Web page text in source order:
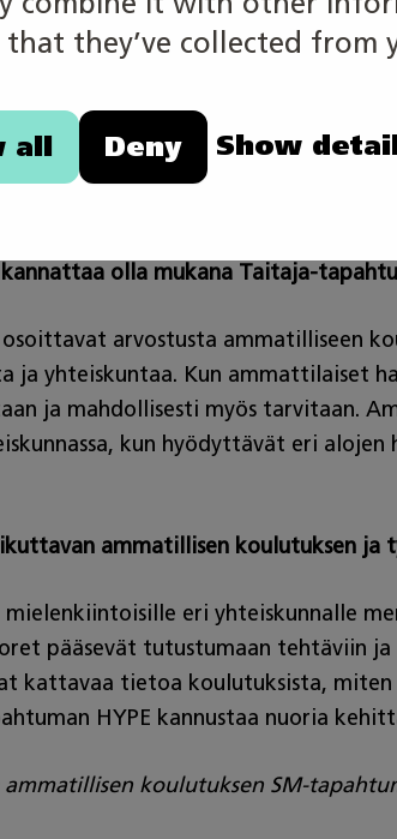
they’ve collected from
all Deny Show
ammatillista SM-kilpailua
jos ei kilpailla ja aseteta
koulutukselle. Taitaja-
omaa osaamistaan vielä
ja finalisteja.
olla mukana Taitaja-
arvostusta ammatilliseen
ja yhteiskuntaa. Kun ammattilaiset
ja mahdollisesti myös tarvitaan.
kun hyödyttävät eri
ammatillisen koulutuksen
eri yhteiskunnalle
pääsevät tutustumaan tehtäviin
kattavaa tietoa koulutuksista,
HYPE kannustaa nuoria
ammatillisen koulutuksen SM-